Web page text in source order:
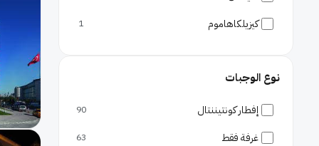
كيزيلكاهاموم 1
نوع الوجبات
إفطار كونتيننتال 90
غرفة فقط 63